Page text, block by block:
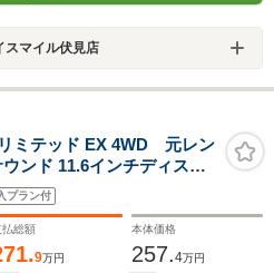
マイル伏見店
ミテッド EX 4WD 元レン
ンド 11.6インチディスプ
ディオ フロントカメ
ラ 全周囲カメラ 電動
プラン付
払総額
9万円
本体価格
257.4万円